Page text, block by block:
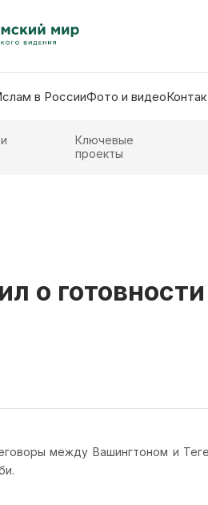
в РоссииФото и видео
Ключевые
проекты
о
между Вашингтоном и